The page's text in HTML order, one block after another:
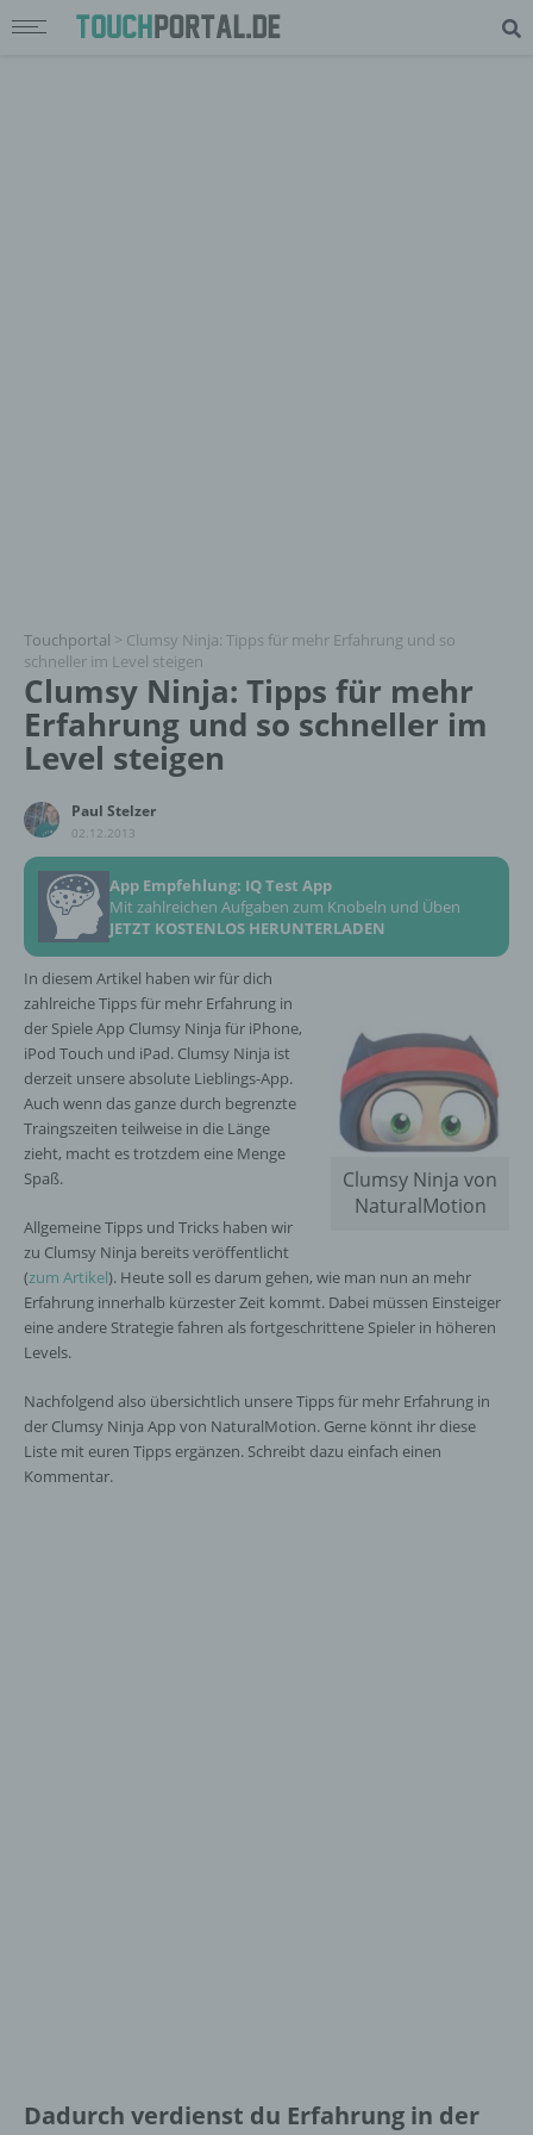
Touchportal > Clumsy Ninja: Tipps für mehr Erfahrung und so
schneller im Level steigen
Clumsy Ninja: Tipps für mehr
Erfahrung und so schneller im
Level steigen
Paul Stelzer
02.12.2013
App Empfehlung: IQ Test App
Mit zahlreichen Aufgaben zum Knobeln und Üben
JETZT KOSTENLOS HERUNTERLADEN
Clumsy Ninja von
NaturalMotion
In diesem Artikel haben wir für dich
zahlreiche Tipps für mehr Erfahrung in
der Spiele App Clumsy Ninja für iPhone,
iPod Touch und iPad. Clumsy Ninja ist
derzeit unsere absolute Lieblings-App.
Auch wenn das ganze durch begrenzte
Traingszeiten teilweise in die Länge
zieht, macht es trotzdem eine Menge
Spaß.
Allgemeine Tipps und Tricks haben wir
zu Clumsy Ninja bereits veröffentlicht
(zum Artikel). Heute soll es darum gehen, wie man nun an mehr
Erfahrung innerhalb kürzester Zeit kommt. Dabei müssen Einsteiger
eine andere Strategie fahren als fortgeschrittene Spieler in höheren
Levels.
Nachfolgend also übersichtlich unsere Tipps für mehr Erfahrung in
der Clumsy Ninja App von NaturalMotion. Gerne könnt ihr diese
Liste mit euren Tipps ergänzen. Schreibt dazu einfach einen
Kommentar.
Dadurch verdienst du Erfahrung in der